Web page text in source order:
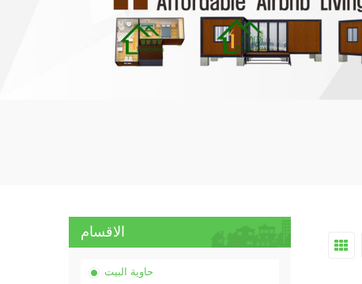
الاقسام
حاوية البيت